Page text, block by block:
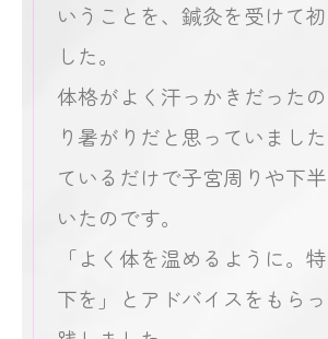
いうことを、鍼灸を受けて
した。
体格がよく汗っかきだった
り暑がりだと思っていまし
ているだけで子宮周りや下
いたのです。
「よく体を温めるように。
下を」とアドバイスをもら